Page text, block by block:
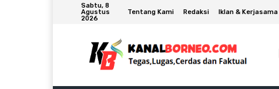
Sabtu, 8
Agustus
2026
Tentang Kami Redaksi Iklan & Kerjasama